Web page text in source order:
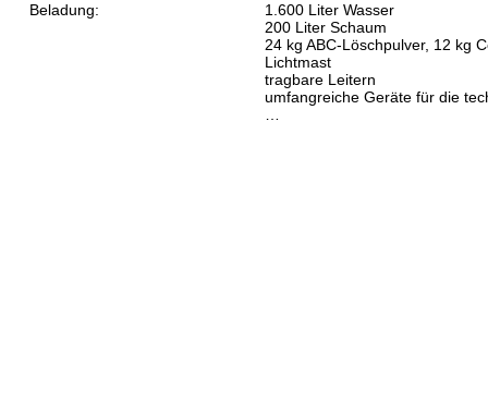
Beladung:
1.600 Liter Wasser
200 Liter Schaum
24 kg ABC-Löschpulver, 12 kg
Lichtmast
tragbare Leitern
umfangreiche Geräte für die